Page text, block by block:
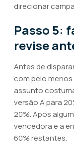
direcionar
Passo 5:
revise
Antes de
com pelo
assunto
versão A para
20%. Após
vencedora e a
60% restantes.